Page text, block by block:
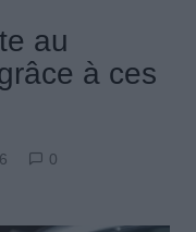
au
à ces
0